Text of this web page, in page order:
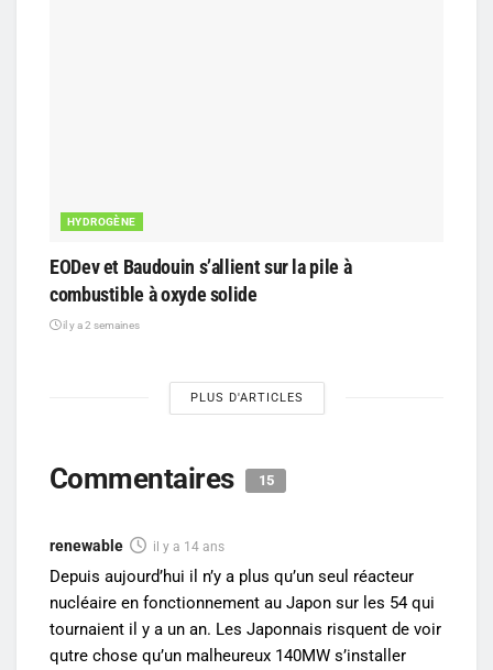
HYDROGÈNE
EODev et Baudouin s’allient sur la pile à
combustible à oxyde solide
il y a 2 semaines
PLUS D'ARTICLES
Commentaires 15
renewable il y a 14 ans
Depuis aujourd’hui il n’y a plus qu’un seul réacteur
nucléaire en fonctionnement au Japon sur les 54 qui
tournaient il y a un an. Les Japonnais risquent de voir
qutre chose qu’un malheureux 140MW s’installer